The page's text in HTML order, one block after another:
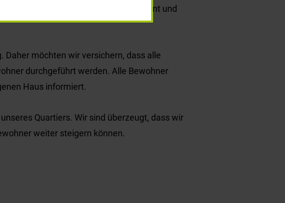
für alle unsere Bewohner transparent und
möchten wir versichern, dass alle
durchgeführt werden. Alle Bewohner
Haus informiert.
Quartiers. Wir sind überzeugt, dass wir
weiter steigern können.